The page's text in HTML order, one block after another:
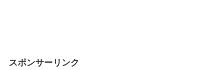
スポンサーリンク